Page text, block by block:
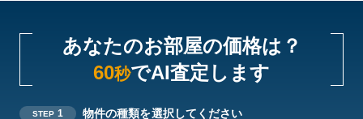
あなたのお部屋の価格は？
60秒でAI査定します
STEP 1 物件の種類を選択してください